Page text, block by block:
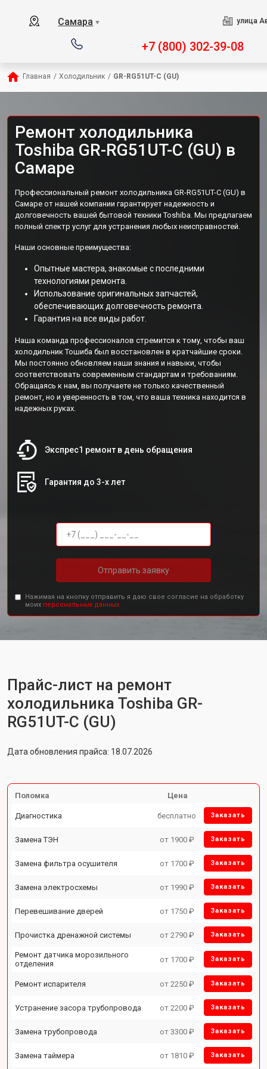
Самара ▼ улица
+7 (800) 302-39-08
Главная / Холодильник / GR-RG51UT-C (GU)
Ремонт холодильника
Toshiba GR-RG51UT-C (GU) в
Самаре
Профессиональный ремонт холодильника GR-RG51UT-C (GU) в
Самаре от нашей компании гарантирует надежность и
долговечность вашей бытовой техники Toshiba. Мы предлагаем
полный спектр услуг для устранения любых неисправностей.
Наши основные преимущества:
Опытные мастера, знакомые с последними
технологиями ремонта.
Использование оригинальных запчастей,
обеспечивающих долговечность ремонта.
Гарантия на все виды работ.
Наша команда профессионалов стремится к тому, чтобы ваш
холодильник Тошиба был восстановлен в кратчайшие сроки.
Мы постоянно обновляем наши знания и навыки, чтобы
соответствовать современным стандартам и требованиям.
Обращаясь к нам, вы получаете не только качественный
ремонт, но и уверенность в том, что ваша техника находится в
надежных руках.
Экспрес1 ремонт в день обращения
Гарантия до 3-х лет
Отправить заявку
Нажимая на кнопку отправить я даю свое согласие на обработку
моих персональных данных.
Прайс-лист на ремонт
холодильника Toshiba GR-
RG51UT-C (GU)
Дата обновления прайса: 18.07.2026
Поломка Цена
Диагностика бесплатно Заказать
Замена ТЭН от 1900 ₽ Заказать
Замена фильтра осушителя от 1700 ₽ Заказать
Замена электросхемы от 1990 ₽ Заказать
Перевешивание дверей от 1750 ₽ Заказать
Прочистка дренажной системы от 2790 ₽ Заказать
Ремонт датчика морозильного
отделения
от 1700 ₽ Заказать
Ремонт испарителя от 2250 ₽ Заказать
Устранение засора трубопровода от 2200 ₽ Заказать
Замена трубопровода от 3300 ₽ Заказать
Замена таймера от 1810 ₽ Заказать